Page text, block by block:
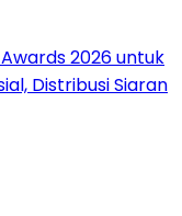
2026 untuk
Distribusi Siaran